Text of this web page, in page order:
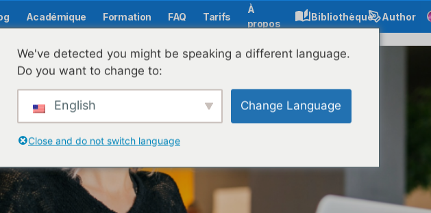
Académique Formation FAQ Tarifs
À
propos
Bibliothèque Author
une expérience d'apprentissage engageante
We've detected you might be speaking a different language.
Do you want to change to:
English Change Language
Close and do not switch language